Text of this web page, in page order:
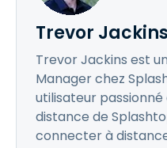
Trevor Jackins
Trevor Jackins est
Manager chez
utilisateur passionné
distance de
connecter à